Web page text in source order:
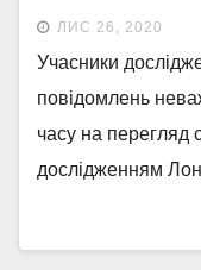
ЛИС 26, 2020
Учасники
повідомлень
часу на перегляд
дослідженням